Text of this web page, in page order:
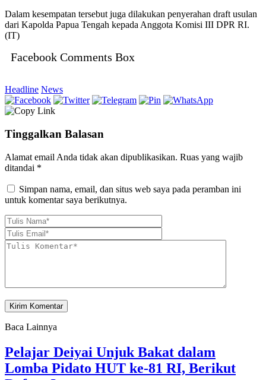
Dalam kesempatan tersebut juga dilakukan penyerahan draft usulan
dari Kapolda Papua Tengah kepada Anggota Komisi III DPR RI.
(IT)
Facebook Comments Box
Headline News
Tinggalkan Balasan
Alamat email Anda tidak akan dipublikasikan. Ruas yang wajib
ditandai *
Simpan nama, email, dan situs web saya pada peramban ini
untuk komentar saya berikutnya.
Baca Lainnya
Pelajar Deiyai Unjuk Bakat dalam
Lomba Pidato HUT ke-81 RI, Berikut